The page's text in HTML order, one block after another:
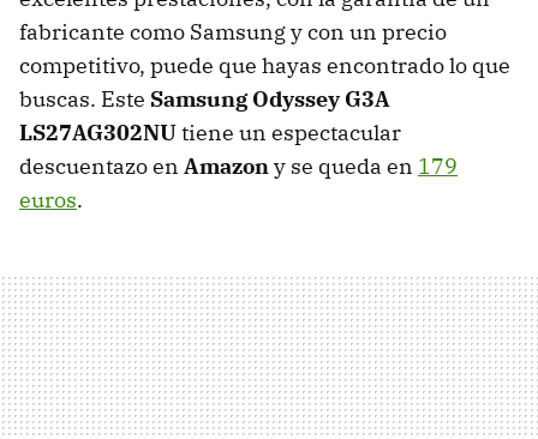
fabricante como Samsung y con un precio
competitivo, puede que hayas encontrado lo que
buscas. Este Samsung Odyssey G3A
LS27AG302NUtiene un espectacular
descuentazo en Amazony se queda en 179
euros.